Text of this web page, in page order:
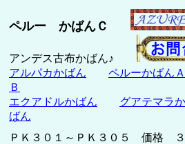
ペルー かばんＣ
アンデス古布かばん♪
アルパカかばん
ペルーかばんＡ
Ｂ
エクアドルかばん
グアテマラ
ばん
ＰＫ３０１～ＰＫ３０５ 価格